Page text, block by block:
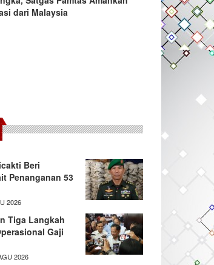
dari Malaysia
Beri
Penanganan 53
2026
Tiga Langkah
Gaji
2026